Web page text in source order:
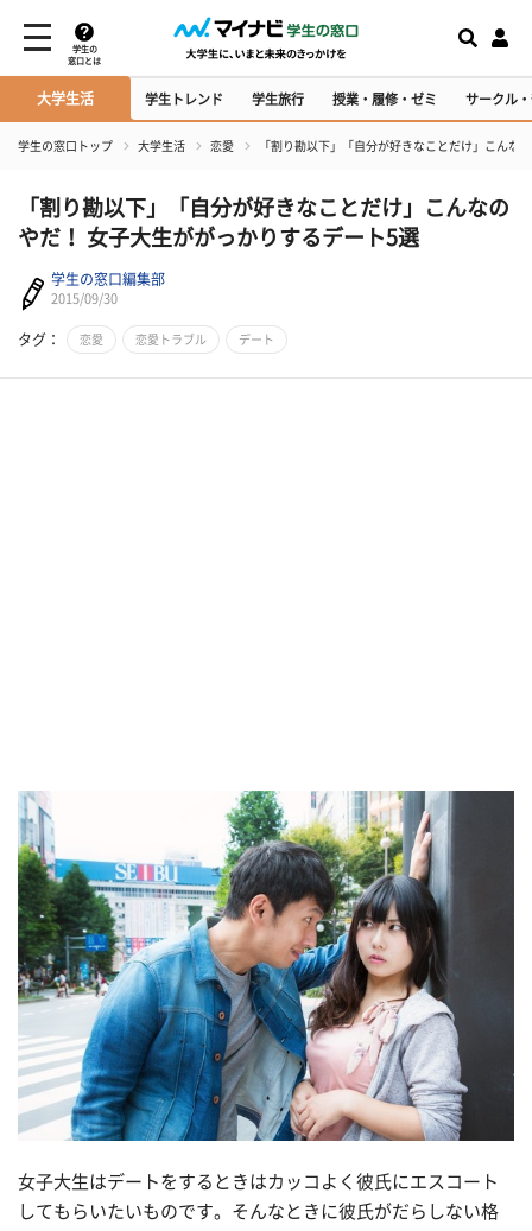
学生の
窓口とは
大学生活 学生トレンド 学生旅行 授業・履修・ゼミ サークル
学生の窓口トップ 大学生活 恋愛 「割り勘以下」「自分が好きなことだけ」こんな
「割り勘以下」「自分が好きなことだけ」こんなの
やだ！ 女子大生ががっかりするデート5選
学生の窓口編集部
2015/09/30
タグ： 恋愛 恋愛トラブル デート
女子大生はデートをするときはカッコよく彼氏にエスコート
してもらいたいものです。そんなときに彼氏がだらしない格